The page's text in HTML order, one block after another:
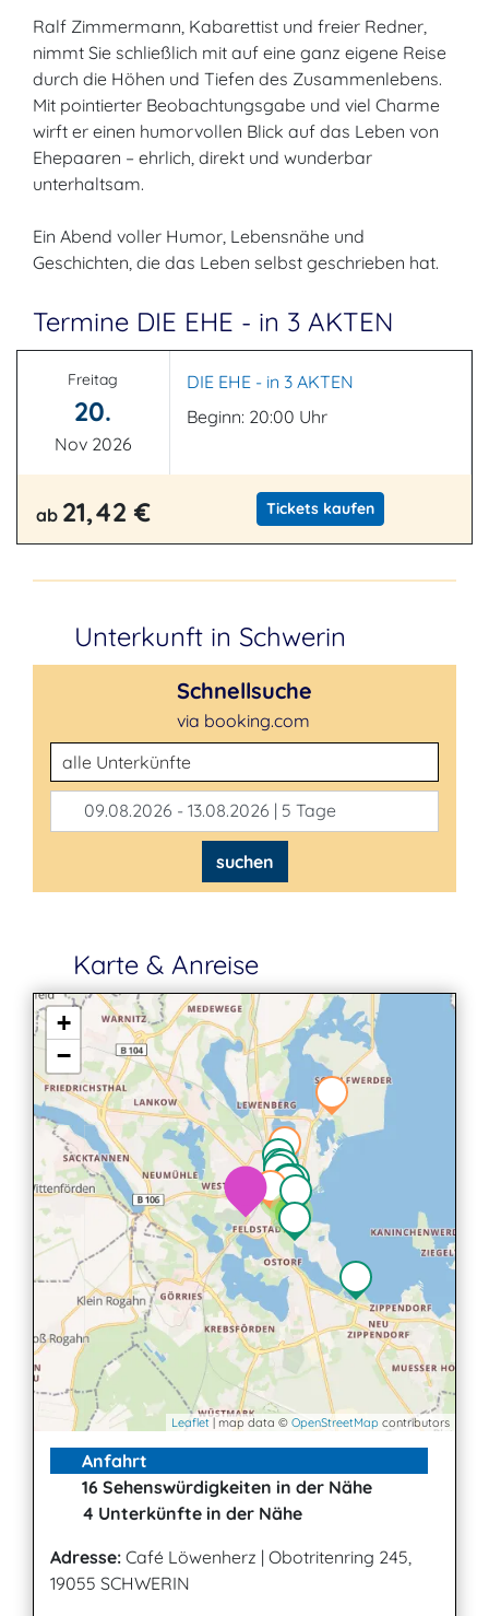
Ralf Zimmermann, Kabarettist und freier Redner,
nimmt Sie schließlich mit auf eine ganz eigene Reise
durch die Höhen und Tiefen des Zusammenlebens.
Mit pointierter Beobachtungsgabe und viel Charme
wirft er einen humorvollen Blick auf das Leben von
Ehepaaren – ehrlich, direkt und wunderbar
unterhaltsam.
Ein Abend voller Humor, Lebensnähe und
Geschichten, die das Leben selbst geschrieben hat.
Termine DIE EHE - in 3 AKTEN
Freitag
20.
Nov 2026
DIE EHE - in 3 AKTEN
Beginn: 20:00 Uhr
ab 21,42 € Tickets kaufen
Unterkunft in Schwerin
Schnellsuche
via booking.com
Unterkunftsart
09.08.2026 - 13.08.2026 | 5 Tage
suchen
Karte & Anreise
2
2
+
−
Leaflet | map data © OpenStreetMap contributors
Anfahrt
16 Sehenswürdigkeiten in der Nähe
4 Unterkünfte in der Nähe
Adresse: Café Löwenherz | Obotritenring 245,
19055 SCHWERIN